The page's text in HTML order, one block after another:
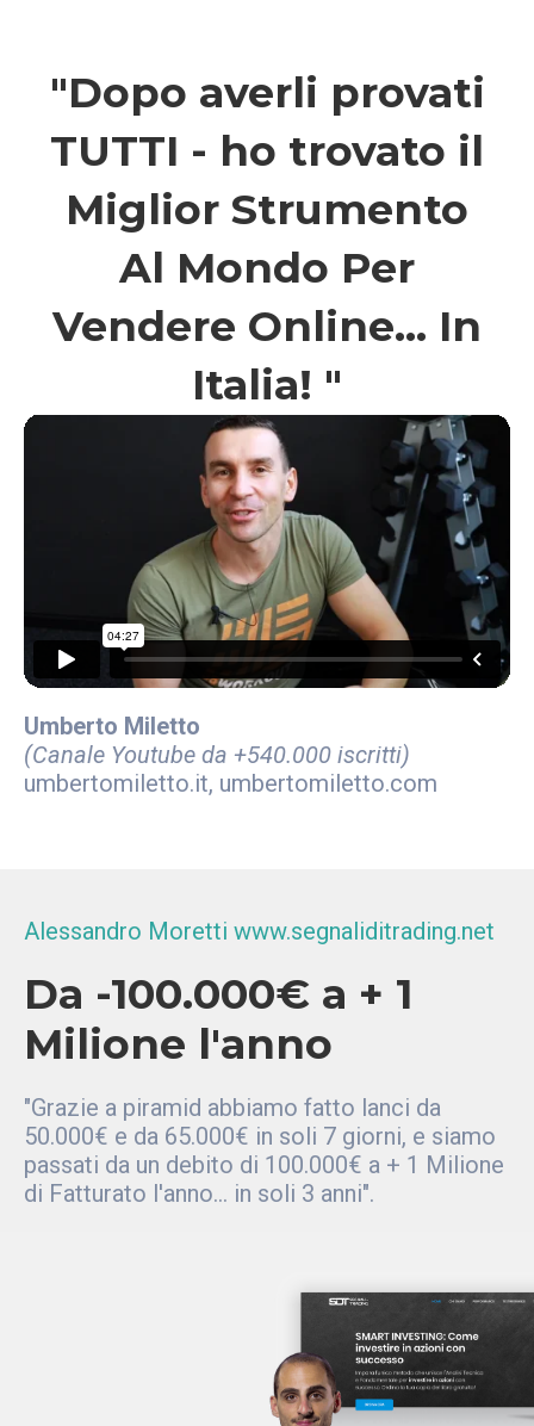
"Dopo averli provati
TUTTI - ho trovato il
Miglior Strumento
Al Mondo Per
Vendere Online... In
Italia! "
Umberto Miletto
(Canale Youtube da +540.000 iscritti)
umbertomiletto.it, umbertomiletto.com
Alessandro Moretti www.segnaliditrading.net
Da -100.000€ a + 1
Milione l'anno
"Grazie a piramid abbiamo fatto lanci da
50.000€ e da 65.000€ in soli 7 giorni, e siamo
passati da un debito di 100.000€ a + 1 Milione
di Fatturato l'anno... in soli 3 anni".